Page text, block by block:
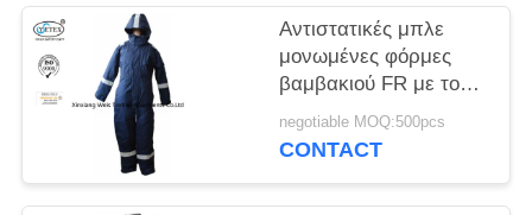
Αντιστατικές μπλε
μονωμένες φόρμες
βαμβακιού FR με το
χειμώνα 300gsm
κουκουλών
negotiable MOQ:500pcs
CONTACT